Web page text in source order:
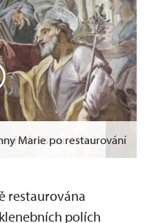
před restaurování
Marie po restaurování
restaurována
polích